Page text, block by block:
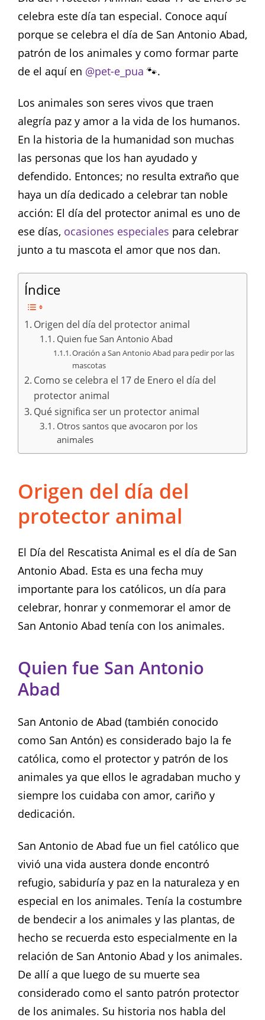
celebra este día tan especial. Conoce aquí
porque se celebra el día de San Antonio Abad,
patrón de los animales y como formar parte
de el aquí en @pet-e_pua 🐾.
Los animales son seres vivos que traen
alegría paz y amor a la vida de los humanos.
En la historia de la humanidad son muchas
las personas que los han ayudado y
defendido. Entonces; no resulta extraño que
haya un día dedicado a celebrar tan noble
acción: El día del protector animal es uno de
ese días, ocasiones especiales para celebrar
junto a tu mascota el amor que nos dan.
Índice
Origen del día del protector animal
Quien fue San Antonio Abad
Oración a San Antonio Abad para pedir por las
mascotas
Como se celebra el 17 de Enero el día del
protector animal
Qué significa ser un protector animal
Otros santos que avocaron por los
animales
Origen del día del
protector animal
El Día del Rescatista Animal es el día de San
Antonio Abad. Esta es una fecha muy
importante para los católicos, un día para
celebrar, honrar y conmemorar el amor de
San Antonio Abad tenía con los animales.
Quien fue San Antonio
Abad
San Antonio de Abad (también conocido
como San Antón) es considerado bajo la fe
católica, como el protector y patrón de los
animales ya que ellos le agradaban mucho y
siempre los cuidaba con amor, cariño y
dedicación.
San Antonio de Abad fue un fiel católico que
vivió una vida austera donde encontró
refugio, sabiduría y paz en la naturaleza y en
especial en los animales. Tenía la costumbre
de bendecir a los animales y las plantas, de
hecho se recuerda esto especialmente en la
relación de San Antonio Abad y los animales.
De allí a que luego de su muerte sea
considerado como el santo patrón protector
de los animales. Su historia nos habla del